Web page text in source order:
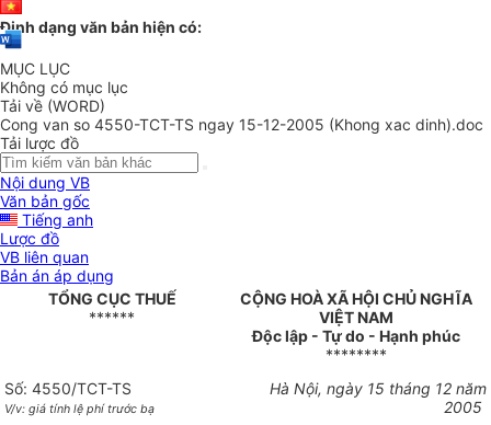
Định dạng văn bản hiện có:
MỤC LỤC
Không có mục lục
Tải về (WORD)
Cong van so 4550-TCT-TS ngay 15-12-2005 (Khong xac dinh).doc
Tải lược đồ
Nội dung VB
Văn bản gốc
Tiếng anh
Lược đồ
VB liên quan
Bản án áp dụng
TỔNG CỤC THUẾ
******
CỘNG HOÀ XÃ HỘI CHỦ NGHĨA
VIỆT NAM
Độc lập - Tự do - Hạnh phúc
********
Số: 4550/TCT-TS
V/v: giá tính lệ phí trước bạ
Hà Nội, ngày 15 tháng 12 năm
2005